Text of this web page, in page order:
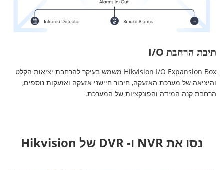
תיבת הרחבת I/O
Hikvision I/O Expansion Box משמש בעיקר להרחבת יציאות הקלט
והיציאה של מערכת האזעקה, חיבור חיישני אזעקה ואזעקות נוספים,
הרחבת קנה המידה והפונקציות של המערכת.
נסו את NVR ו- DVR של Hikvision